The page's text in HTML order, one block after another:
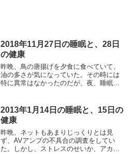
2018年11月27日の睡眠と、28日
の健康
昨晩、鳥の唐揚げを夕食に食べていて、
油の多さが気になっていた。その時には
特に異常はなかったのだが、夜、睡眠し
気になった。寝る前にふと、先日旅行し
た竹富島の動画をHD画質...
2013年1月14日の睡眠と、15日の
健康
昨晩、ネットもあまりじっくりとは見
ず、AVアンプの不具合の調査をしてい
た。しかし、ストレスのせいか、アカシ